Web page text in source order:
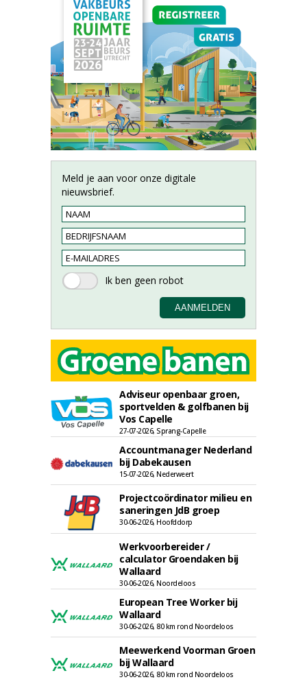
Meld je aan voor onze digitale
nieuwsbrief.
Adviseur openbaar groen,
sportvelden & golfbanen bij
Vos Capelle
27-07-2026, Sprang-Capelle
Accountmanager Nederland
bij Dabekausen
15-07-2026, Nederweert
Projectcoördinator milieu en
saneringen JdB groep
30-06-2026, Hoofddorp
Werkvoorbereider /
calculator Groendaken bij
Wallaard
30-06-2026, Noordeloos
European Tree Worker bij
Wallaard
30-06-2026, 80 km rond Noordeloos
Meewerkend Voorman Groen
bij Wallaard
30-06-2026, 80 km rond Noordeloos